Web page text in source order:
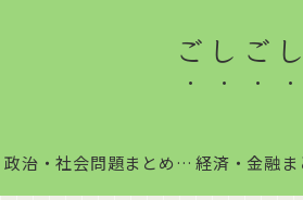
ごしご
政治・社会問題まとめ｜国内政治・国際情勢をわかりやすく解説